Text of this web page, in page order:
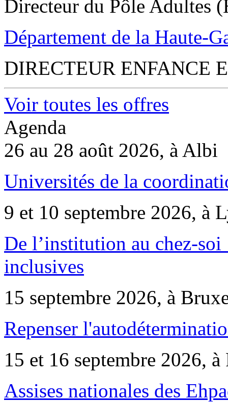
Directeur du Pôle Adultes
Département de la Haute-
DIRECTEUR ENFANCE
Voir toutes les offres
Agenda
26 au 28 août 2026, à Albi
Universités de la
9 et 10 septembre 2026, à
De l’institution au chez-
inclusives
15 septembre 2026, à
Repenser
15 et 16 septembre 2026, à
Assises nationales des